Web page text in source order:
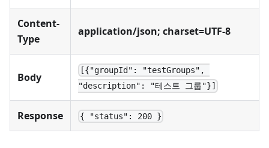
Content-
Type
application/json; charset=UTF-8
Body
[{"groupId": "testGroups",
"description": "테스트 그룹"}]
Response { "status": 200 }